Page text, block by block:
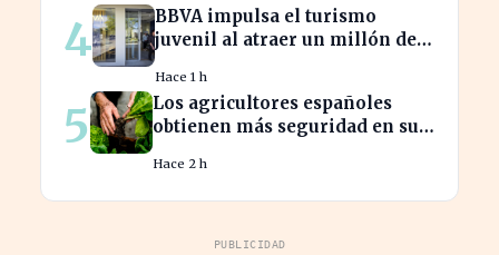
4
BBVA impulsa el turismo
juvenil al atraer un millón de
Hace 1 h
5
Los agricultores españoles
obtienen más seguridad en sus
contratos
Hace 2 h
PUBLICIDAD